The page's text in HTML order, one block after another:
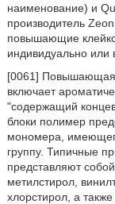
наименование) и
производитель
повышающие
индивидуально или
[0061] Повышающая
включает
"содержащий
блоки полимер
мономера,
группу. Типичные
представляют
метилстирол,
хлорстирол, а